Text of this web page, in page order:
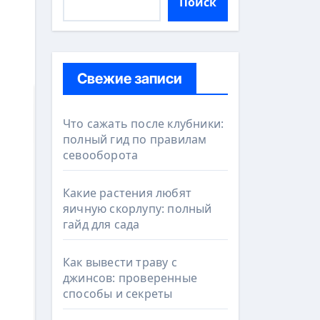
Свежие записи
Что сажать после клубники:
полный гид по правилам
севооборота
Какие растения любят
яичную скорлупу: полный
гайд для сада
Как вывести траву с
джинсов: проверенные
способы и секреты